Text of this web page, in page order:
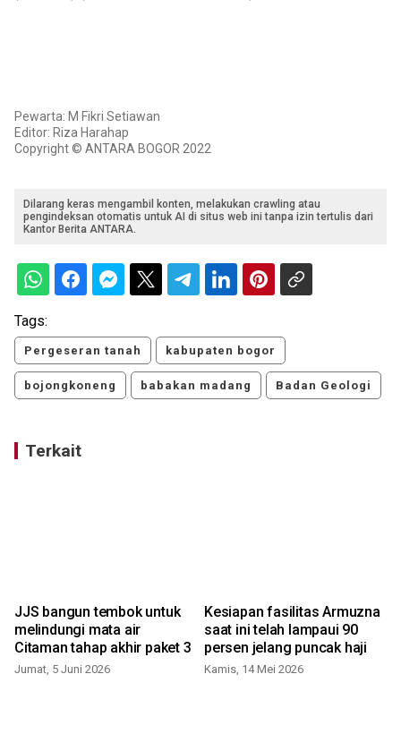
Pewarta: M Fikri Setiawan
Editor: Riza Harahap
Copyright © ANTARA BOGOR 2022
Dilarang keras mengambil konten, melakukan crawling atau
pengindeksan otomatis untuk AI di situs web ini tanpa izin tertulis dari
Kantor Berita ANTARA.
Tags:
Pergeseran tanah kabupaten bogor
bojongkoneng babakan madang Badan Geologi
Terkait
JJS bangun tembok untuk
melindungi mata air
Citaman tahap akhir paket 3
Jumat, 5 Juni 2026
Kesiapan fasilitas Armuzna
saat ini telah lampaui 90
persen jelang puncak haji
Kamis, 14 Mei 2026